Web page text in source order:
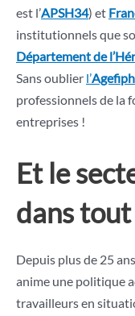
est l’APSH34) et
institutionnels que
Département de
Sans oublier l’Agefiph
professionnels de la
entreprises !
Et le
dans tout
Depuis plus de 25
anime une politique
travailleurs en